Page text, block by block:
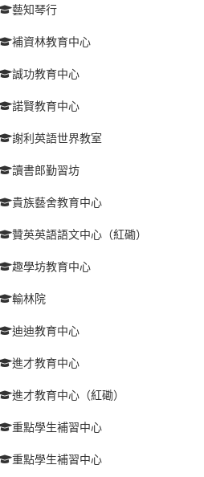
藝知琴行
補資林教育中心
誠功教育中心
諾賢教育中心
謝利英語世界教室
讀書郎勤習坊
貴族藝舍教育中心
贊英英語語文中心（紅磡）
趣學坊教育中心
輸林院
迪迪教育中心
進才教育中心
進才教育中心（紅磡）
重點學生補習中心
重點學生補習中心